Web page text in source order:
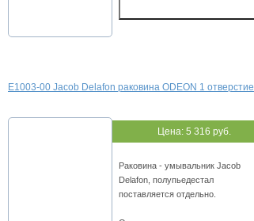
E1003-00 Jacob Delafon раковина ODEON 1 отверстие
Цена: 5 316 руб.
Раковина - умывальник Jacob
Delafon, полупьедестал
поставляется отдельно.